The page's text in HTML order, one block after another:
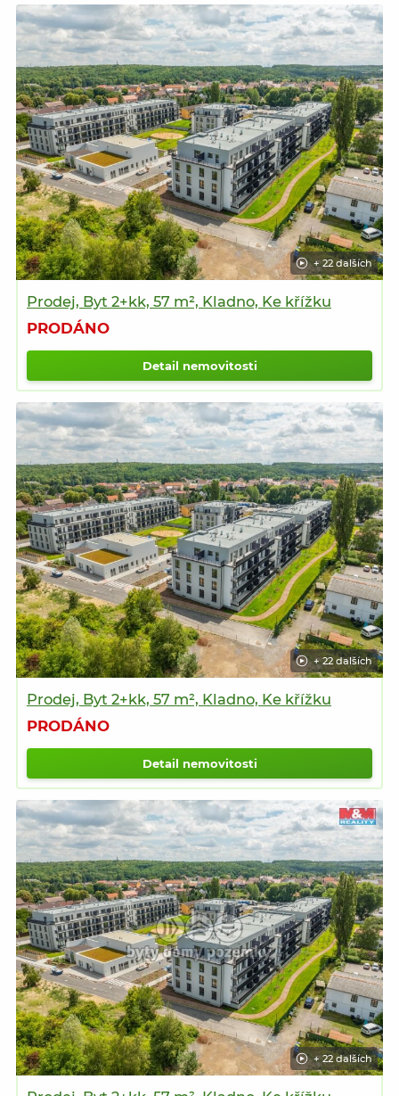
+ 22 dalších
Prodej, Byt 2+kk, 57 m², Kladno, Ke křížku
PRODÁNO
Detail nemovitosti
+ 22 dalších
Prodej, Byt 2+kk, 57 m², Kladno, Ke křížku
PRODÁNO
Detail nemovitosti
+ 22 dalších